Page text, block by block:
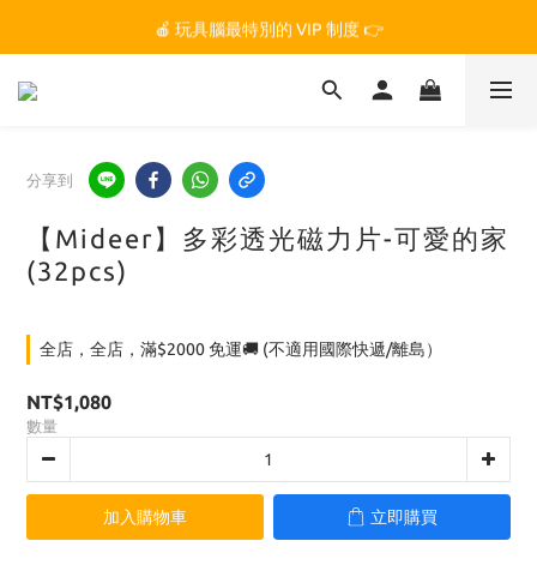
🏆 玩具腦是全台第一個獲得 STEM.org 教育平台
🍎 玩具腦最特別的 VIP 制度 👉
🏆 玩具腦是全台第一個獲得 STEM.org 教育平台
分享到
【Mideer】多彩透光磁力片-可愛的家
(32pcs)
全店，全店，滿$2000 免運🚚 (不適用國際快遞/離島）
NT$1,080
數量
加入購物車 立即購買